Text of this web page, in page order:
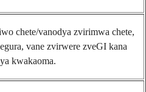
chete/vanodya zvirimwa chete,
vane zvirwere zveGI kana
kwakaoma.